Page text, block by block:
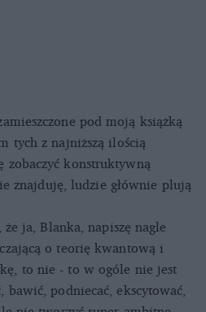
pod moją książką
tych z najniższą ilością
zobaczyć konstruktywną
znajduję, ludzie głównie plują
ja, Blanka, napiszę nagle
o teorię kwantową i
to nie - to w ogóle nie jest
podniecać, ekscytować,